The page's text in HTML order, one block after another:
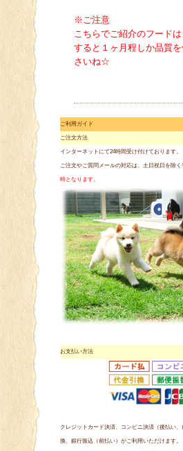
※ご注意
こちらでご紹介のフード
すると１ヶ月程しか品質
さいね☆
ご利用ガイド
ご注文方法
インターネットにて24時間受け付けております。
ご注文やご質問メールの対応は、土日祝日を除
時となります。
お支払い方法
クレジットカード決済、コンビニ決済（後払い
換、銀行振込（前払い）がご利用いただけます。